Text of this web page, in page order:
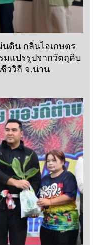
ดิน กลิ่นไอเกษตร
มแปรรูปจากวัตถุดิบ
ววิถี จ.น่าน